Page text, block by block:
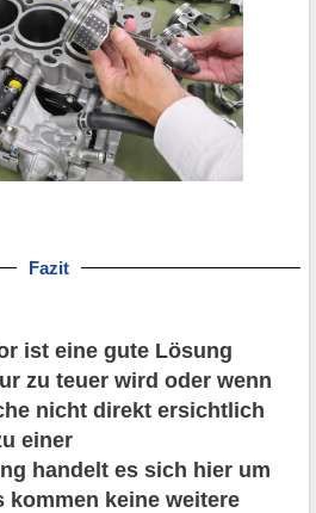
Fazit
ist eine gute Lösung
zu teuer wird oder wenn
nicht direkt ersichtlich
einer
handelt es sich hier um
kommen keine weitere